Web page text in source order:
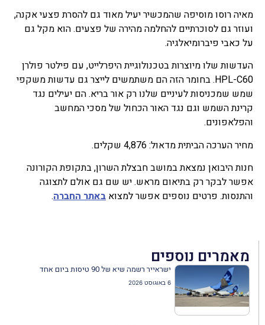
מאיה רוסו מוסיפה שהמכשיר יעיל מאוד גם להסרת פצעי אקנה,
ועוזר גם לסוכרתיים להחלמה מהירה של פצעים. הוא מקל גם
על כאבי פיברומיאלגיה.
העדשות שלו מיוצרות בטכנולוגיית היפרלייט, עם פילטר פולרן
HPL-C60. בחומר הזה הם משתמשים לייצר גם עדשות משקפי
שמש שמכניסות לעיניים שלנו רק אור בריא. הם יעילים נגד
קרינת השמש וגם נגד האור הכחול של מסכי המחשב
והפלאפונים.
מחיר הערכה הביתית מדאול: 4,876 שקלים.
חנות היבואן נמצאת במושב חבצלת השרון, בתקופת הקורונה
אפשר לבקר רק בתיאום מראש. יש שם גם אולם לתצוגה
והתנסות. פרטים נוספים אפשר למצוא באתר החברה.
מאמרים נוספים
ישראייר רשמה שיא של 90 טיסות ביום אחד
6 באוגוסט 2026